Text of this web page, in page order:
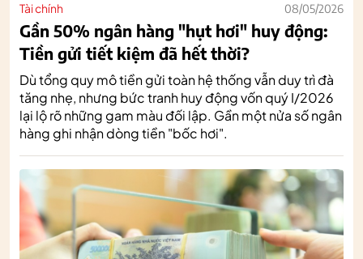
Tài chính 08/05/2026
Gần 50% ngân hàng "hụt hơi" huy động:
Tiền gửi tiết kiệm đã hết thời?
Dù tổng quy mô tiền gửi toàn hệ thống vẫn duy trì đà
tăng nhẹ, nhưng bức tranh huy động vốn quý I/2026
lại lộ rõ những gam màu đối lập. Gần một nửa số ngân
hàng ghi nhận dòng tiền "bốc hơi".